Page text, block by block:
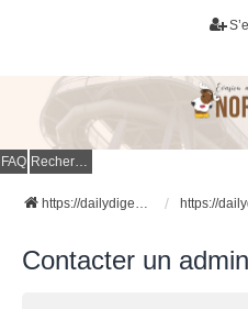
FAQ Rechercher
https://dailydigesthub.com
Contacter un